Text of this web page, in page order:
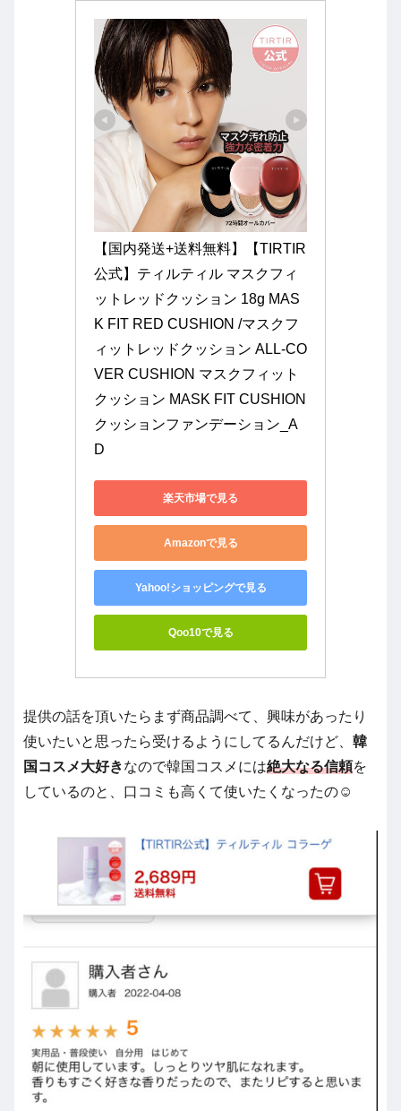
【国内発送+送料無料】【TIRTIR
公式】ティルティル マスクフィ
ットレッドクッション 18g MAS
K FIT RED CUSHION /マスクフ
ィットレッドクッション ALL-CO
VER CUSHION マスクフィット
クッション MASK FIT CUSHION
クッションファンデーション_A
D
楽天市場で見る
Amazonで見る
Yahoo!ショッピングで見る
Qoo10で見る
提供の話を頂いたらまず商品調べて、興味があったり
使いたいと思ったら受けるようにしてるんだけど、 韓
国コスメ大好きなので韓国コスメには絶大なる信頼を
しているのと、口コミも高くて使いたくなったの☺️